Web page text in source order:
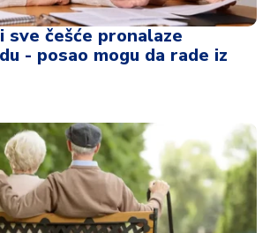
sve češće pronalaze
- posao mogu da rade iz